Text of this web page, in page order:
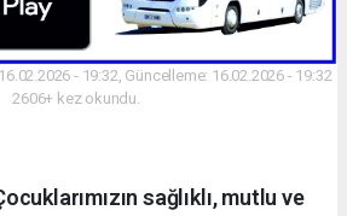
- 19:32, Güncelleme: 16.02.2026 - 19:32
2606+ kez okundu.
sağlıklı, mutlu ve